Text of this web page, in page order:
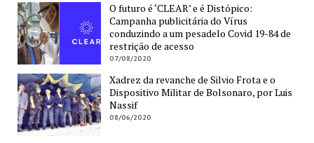
O futuro é ‘CLEAR’ e é Distópico:
Campanha publicitária do Vírus
conduzindo a um pesadelo Covid 19-84 de
restrição de acesso
07/08/2020
Xadrez da revanche de Silvio Frota e o
Dispositivo Militar de Bolsonaro, por Luis
Nassif
08/06/2020